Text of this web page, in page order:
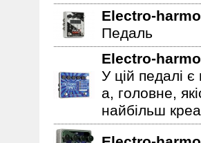
Electro-
Педаль
Electro-
У цій педалі
а, головне,
найбільш